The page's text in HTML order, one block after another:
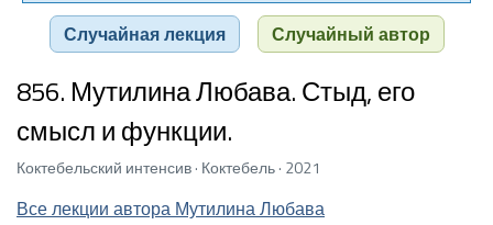
Случайная лекция
Случайный автор
856. Мутилина Любава. Стыд, его
смысл и функции.
Коктебельский интенсив · Коктебель · 2021
Все лекции автора Мутилина Любава